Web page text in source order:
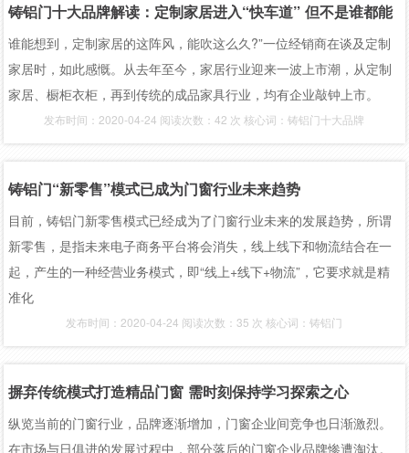
铸铝门十大品牌解读：定制家居进入“快车道” 但不是谁都能
上车
谁能想到，定制家居的这阵风，能吹这么久?”一位经销商在谈及定制
家居时，如此感慨。从去年至今，家居行业迎来一波上市潮，从定制
家居、橱柜衣柜，再到传统的成品家具行业，均有企业敲钟上市。
发布时间：2020-04-24 阅读次数：42 次 核心词：铸铝门十大品牌
铸铝门“新零售”模式已成为门窗行业未来趋势
目前，铸铝门新零售模式已经成为了门窗行业未来的发展趋势，所谓
新零售，是指未来电子商务平台将会消失，线上线下和物流结合在一
起，产生的一种经营业务模式，即“线上+线下+物流”，它要求就是精
准化
发布时间：2020-04-24 阅读次数：35 次 核心词：铸铝门
摒弃传统模式打造精品门窗 需时刻保持学习探索之心
纵览当前的门窗行业，品牌逐渐增加，门窗企业间竞争也日渐激烈。
在市场与日俱进的发展过程中，部分落后的门窗企业品牌惨遭淘汰。